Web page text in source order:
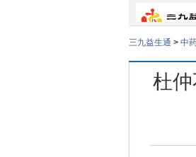
三九益生通 > 中
杜